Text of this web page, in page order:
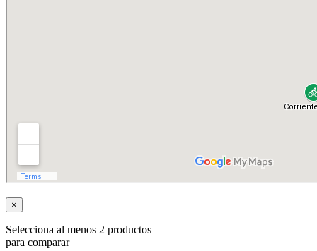
×
Selecciona al menos 2 productos
para comparar